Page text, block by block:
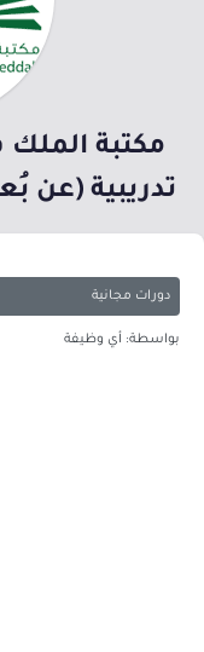
تدريبية (عن
دورات مجانية
بواسطة: أي وظيفة